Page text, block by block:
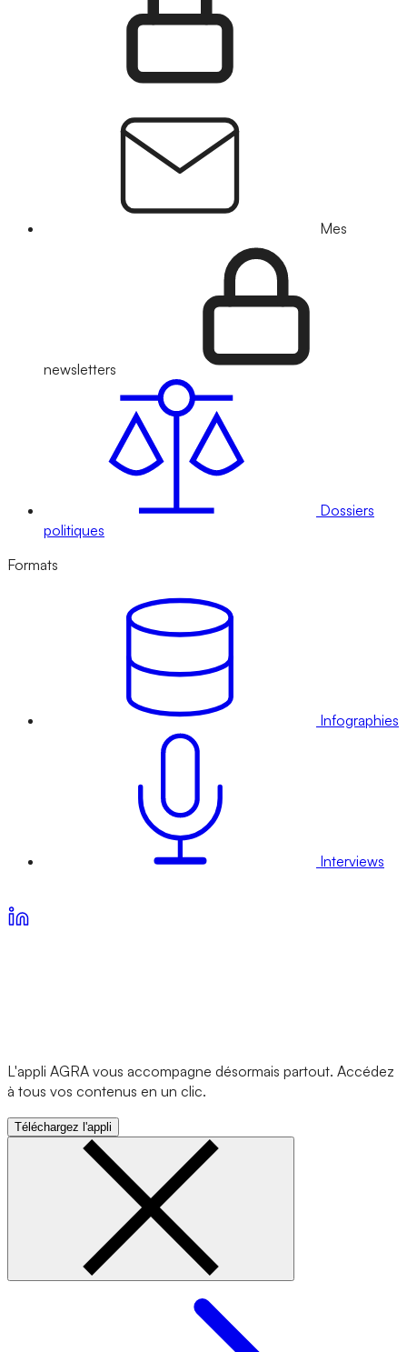
Mes
newsletters
Dossiers
politiques
Formats
Infographies
Interviews
L'appli AGRA vous accompagne désormais partout. Accédez
à tous vos contenus en un clic.
Téléchargez l'appli